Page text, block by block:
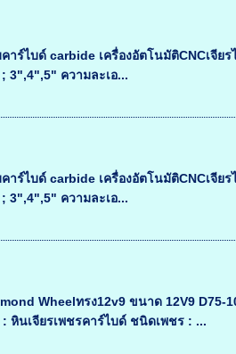
ร์ไบด์ carbide เครื่องอัตโนมัติCNCเจีย
3",4",5" ความละเอ...
ร์ไบด์ carbide เครื่องอัตโนมัติCNCเจีย
3",4",5" ความละเอ...
Wheelทรง12v9 ขนาด 12V9 D75-
หินเจียรเพชรคาร์ไบด์ ชนิดเพชร : ...